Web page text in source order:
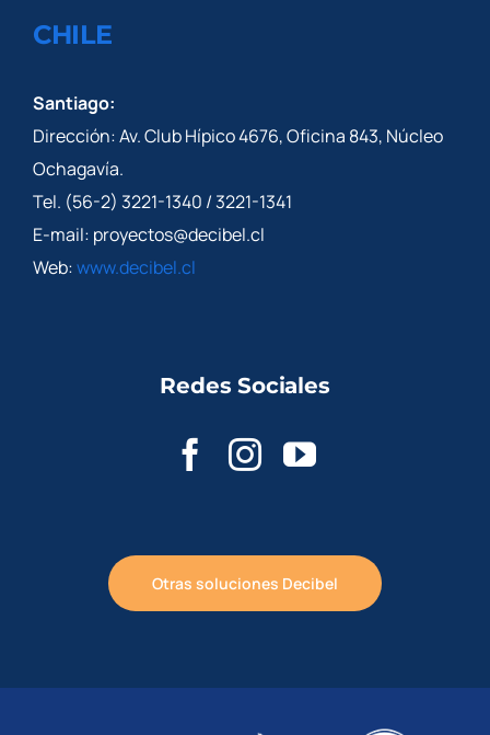
CHILE
Santiago:
Dirección: Av. Club Hípico 4676, Oficina 843, Núcleo
Ochagavía.
Tel. (56-2) 3221-1340 / 3221-1341
E-mail: proyectos@decibel.cl
Web:www.decibel.cl
Redes Sociales
Otras soluciones Decibel